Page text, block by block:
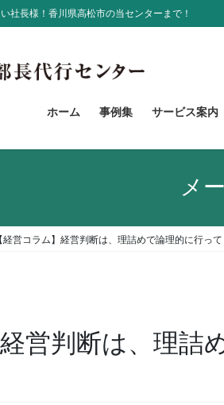
社長様！香川県高松市の当センターまで！
ホーム 事例集 サービス案内
メ
【経営コラム】経営判断は、理詰めで論理的に行って
営判断は、理詰